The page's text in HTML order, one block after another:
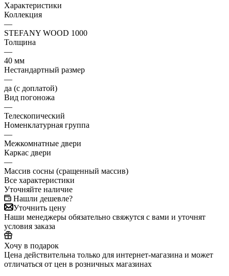
Характеристики
Коллекция
—
STEFANY WOOD 1000
Толщина
—
40 мм
Нестандартный размер
—
да (с доплатой)
Вид погоножа
—
Телескопический
Номенклатурная группа
—
Межкомнатные двери
Каркас двери
—
Массив сосны (сращенный массив)
Все характеристики
Уточняйте наличие
Нашли дешевле?
Уточнить цену
Наши менеджеры обязательно свяжутся с вами и уточнят
условия заказа
Хочу в подарок
Цена действительна только для интернет-магазина и может
отличаться от цен в розничных магазинах